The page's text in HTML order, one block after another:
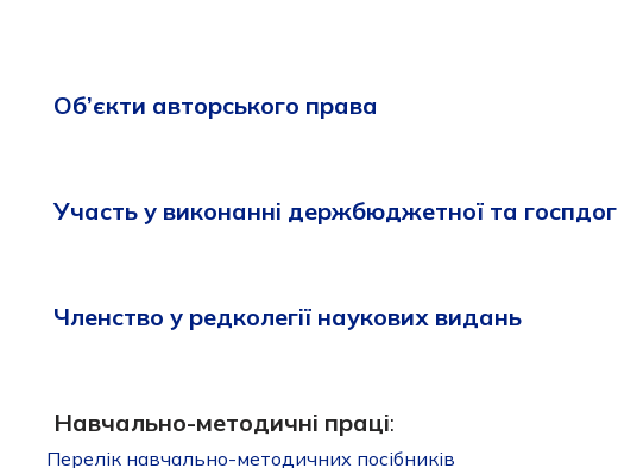
Об’єкти авторського права
Участь у виконанні держбюджетної та
Членство у редколегії наукових видань
Навчально-методичні праці:
Перелік навчально-методичних посібників